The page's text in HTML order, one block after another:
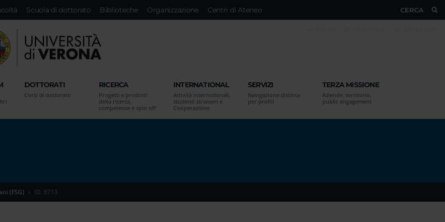
CERCA
Scuola di dottorato Biblioteche Organizzazione Centri di Ateneo
DOTTORATI
Corsi di dottorato
RICERCA
Progetti e prodotti
della ricerca,
competenze e spin off
INTERNATIONAL
Attività internazionali,
studenti stranieri e
Cooperazione
SERVIZI
Navigazione distinta
per profili
TERZA MISSIONE
Aziende, territorio,
public engagement
(FSG) ID. 8713